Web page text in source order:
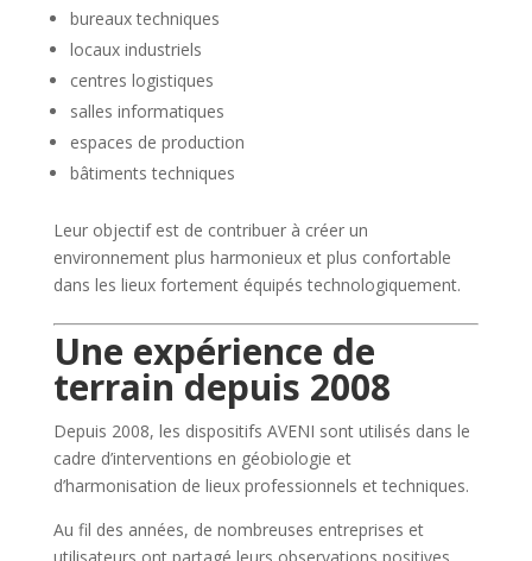
bureaux techniques
locaux industriels
centres logistiques
salles informatiques
espaces de production
bâtiments techniques
Leur objectif est de contribuer à créer un
environnement plus harmonieux et plus confortable
dans les lieux fortement équipés technologiquement.
Une expérience de
terrain depuis 2008
Depuis 2008, les dispositifs AVENI sont utilisés dans le
cadre d’interventions en géobiologie et
d’harmonisation de lieux professionnels et techniques.
Au fil des années, de nombreuses entreprises et